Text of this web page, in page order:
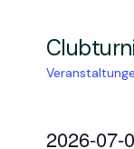
2026-07-